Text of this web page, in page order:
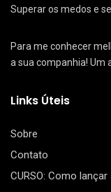
Superar os medos e
Para me conhecer
a sua companhia! Um
Links Úteis
Sobre
Contato
CURSO: Como